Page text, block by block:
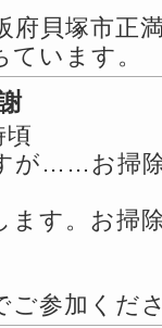
府貝塚市正
います。
頃
が……お掃
ます。お掃
ご参加くだ